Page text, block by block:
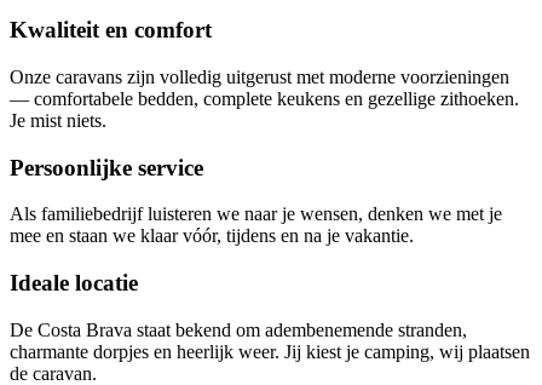
Kwaliteit en comfort
Onze caravans zijn volledig uitgerust met moderne voorzieningen
— comfortabele bedden, complete keukens en gezellige zithoeken.
Je mist niets.
Persoonlijke service
Als familiebedrijf luisteren we naar je wensen, denken we met je
mee en staan we klaar vóór, tijdens en na je vakantie.
Ideale locatie
De Costa Brava staat bekend om adembenemende stranden,
charmante dorpjes en heerlijk weer. Jij kiest je camping, wij plaatsen
de caravan.